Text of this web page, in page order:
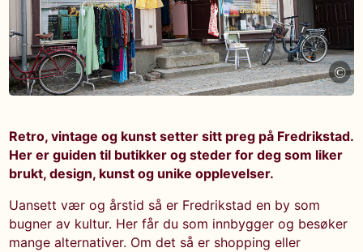
©
Retro, vintage og kunst setter sitt preg på Fredrikstad.
Her er guiden til butikker og steder for deg som liker
brukt, design, kunst og unike opplevelser.
Uansett vær og årstid så er Fredrikstad en by som
bugner av kultur. Her får du som innbygger og besøker
mange alternativer. Om det så er shopping eller